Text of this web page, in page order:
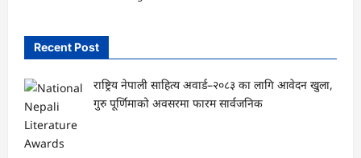
Recent Post
राष्ट्रिय नेपाली साहित्य अवार्ड–२०८३ का लागि आवेदन खुला,
गुरु पूर्णिमाको अवसरमा फारम सार्वजनिक